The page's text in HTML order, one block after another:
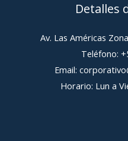
Detalles
Av. Las Américas
Teléfono:
Email:
Horario: Lun a